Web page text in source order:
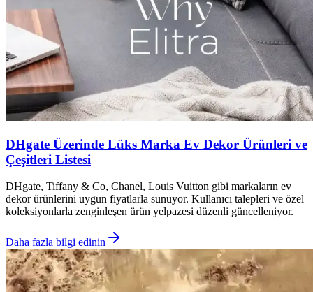
DHgate Üzerinde Lüks Marka Ev Dekor Ürünleri ve
Çeşitleri Listesi
DHgate, Tiffany & Co, Chanel, Louis Vuitton gibi markaların ev
dekor ürünlerini uygun fiyatlarla sunuyor. Kullanıcı talepleri ve özel
koleksiyonlarla zenginleşen ürün yelpazesi düzenli güncelleniyor.
Daha fazla bilgi edinin